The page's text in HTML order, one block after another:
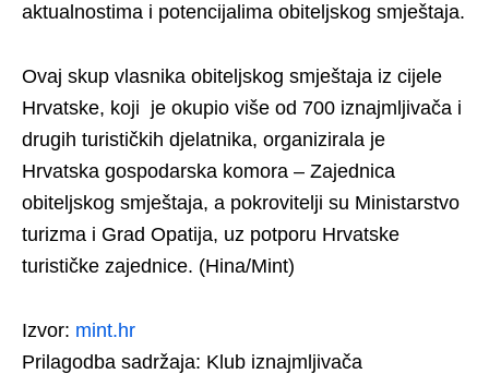
aktualnostima i potencijalima obiteljskog smještaja.
Ovaj skup vlasnika obiteljskog smještaja iz cijele
Hrvatske, koji je okupio više od 700 iznajmljivača i
drugih turističkih djelatnika, organizirala je
Hrvatska gospodarska komora – Zajednica
obiteljskog smještaja, a pokrovitelji su Ministarstvo
turizma i Grad Opatija, uz potporu Hrvatske
turističke zajednice. (Hina/Mint)
Izvor: mint.hr
Prilagodba sadržaja: Klub iznajmljivača